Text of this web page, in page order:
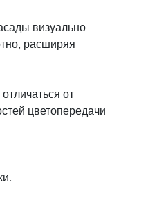
визуально
расширяя
от
цветопередачи